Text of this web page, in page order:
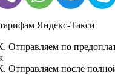
Яндекс-Такси
Отправляем по
Отправляем после